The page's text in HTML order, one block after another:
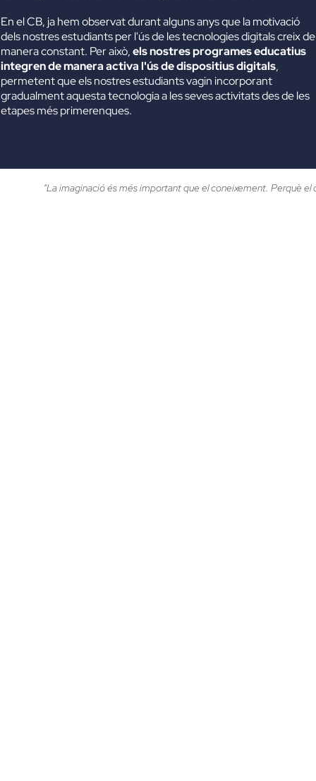
En el CB, ja hem observat durant alguns anys que la motivació
dels nostres estudiants per l'ús de les tecnologies digitals creix de
manera constant. Per això,els nostres programes educatius
integren de manera activa l'ús de dispositius digitals,
permetent que els nostres estudiants vagin incorporant
gradualment aquesta tecnologia a les seves activitats des de les
etapes més primerenques.
“La imaginació és més important que el coneixement. Perquè